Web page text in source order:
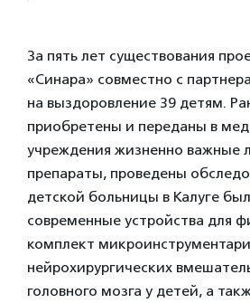
За пять лет существования
«Синара» совместно с
на выздоровление 39 детям.
приобретены и переданы в
учреждения жизненно важные
препараты, проведены
детской больницы в Калуге
современные устройства для
комплект
нейрохирургических
головного мозга у детей, а